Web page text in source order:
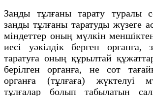
Заңды тұлғаны тарату туралы
заңды тұлғаны таратуды жүзеге
мiндеттер оның мүлкiн
иесi уәкiлдiк берген органға,
таратуға оның құрылтай
берiлген органға, не сот
органға (тұлғаға) жүктелуi
тұлғалар болып табылатын